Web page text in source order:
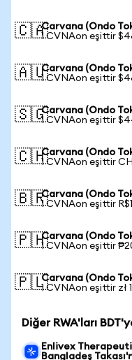
🇨🇦Carvana (Ondo
1 CVNAon eşittir
🇦🇺Carvana (Ondo
1 CVNAon eşittir
🇸🇬Carvana (Ondo
1 CVNAon eşittir
🇨🇭Carvana (Ondo
1 CVNAon eşittir
🇧🇷Carvana (Ondo
1 CVNAon eşittir
🇵🇭Carvana (Ondo
1 CVNAon eşittir
🇵🇱Carvana (Ondo
1 CVNAon eşittir zł
Diğer RWA'ları
Enlivex
Bangladeş